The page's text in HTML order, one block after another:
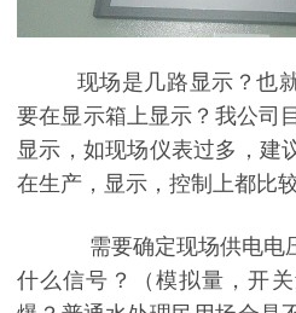
现场是几路显示？也就
要在显示箱上显示？我公司
显示，如现场仪表过多，建
在生产，显示，控制上都比
需要确定现场供电电压
什么信号？（模拟量，开